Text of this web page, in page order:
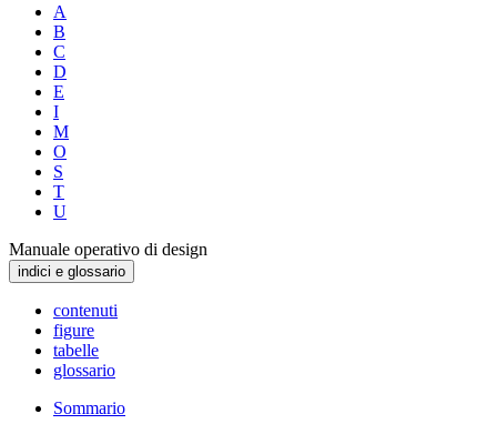
A
B
C
D
E
I
M
O
S
T
U
Manuale operativo di design
indici e glossario
contenuti
figure
tabelle
glossario
Sommario